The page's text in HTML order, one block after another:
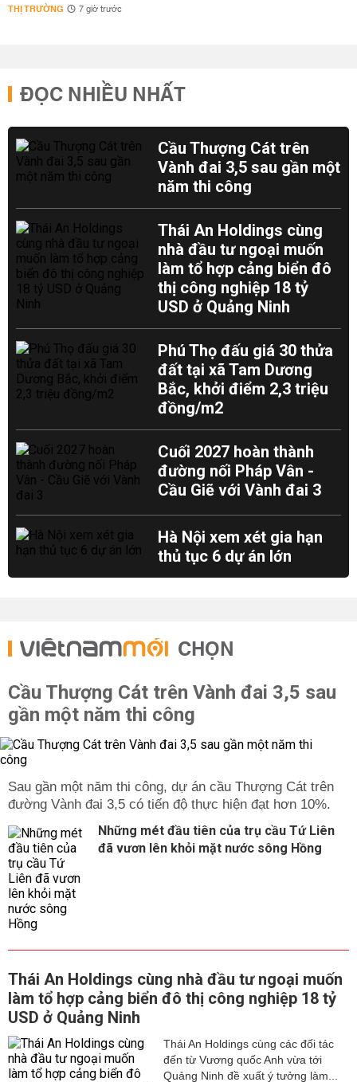
THỊ TRƯỜNG 7 giờ trước
ĐỌC NHIỀU NHẤT
Cầu Thượng Cát trên
Vành đai 3,5 sau gần một
năm thi công
Thái An Holdings cùng
nhà đầu tư ngoại muốn
làm tổ hợp cảng biển đô
thị công nghiệp 18 tỷ
USD ở Quảng Ninh
Phú Thọ đấu giá 30 thửa
đất tại xã Tam Dương
Bắc, khởi điểm 2,3 triệu
đồng/m2
Cuối 2027 hoàn thành
đường nối Pháp Vân -
Cầu Giẽ với Vành đai 3
Hà Nội xem xét gia hạn
thủ tục 6 dự án lớn
CHỌN
Cầu Thượng Cát trên Vành đai 3,5 sau
gần một năm thi công
Sau gần một năm thi công, dự án cầu Thượng Cát trên
đường Vành đai 3,5 có tiến độ thực hiện đạt hơn 10%.
Những mét đầu tiên của trụ cầu Tứ Liên
đã vươn lên khỏi mặt nước sông Hồng
Thái An Holdings cùng nhà đầu tư ngoại muốn
làm tổ hợp cảng biển đô thị công nghiệp 18 tỷ
USD ở Quảng Ninh
Thái An Holdings cùng các đối tác
đến từ Vương quốc Anh vừa tới
Quảng Ninh đề xuất ý tưởng làm...